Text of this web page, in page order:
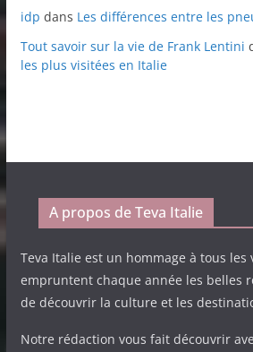
idp dans Les différences entre les
Tout savoir sur la vie de Frank Lentini
les plus visitées en Italie
A propos de Teva Italie
Teva Italie est un hommage à tous les
empruntent chaque année les belles
de découvrir la culture et les
Notre rédaction vous fait découvrir